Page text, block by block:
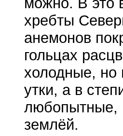
хребты
анемонов
гольцах
холодные, но
утки, а в
любопытные,
землёй.